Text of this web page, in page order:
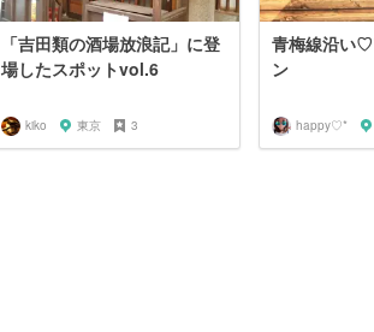
「吉田類の酒場放浪記」に登
場したスポットvol.6
kiko 東京 3
青梅線沿い♡
ン
happy♡*